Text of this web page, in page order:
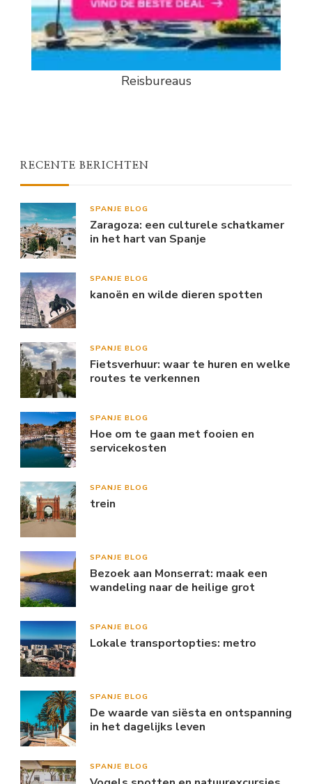
Reisbureaus
RECENTE BERICHTEN
SPANJE BLOG
Zaragoza: een culturele schatkamer
in het hart van Spanje
SPANJE BLOG
kanoën en wilde dieren spotten
SPANJE BLOG
Fietsverhuur: waar te huren en welke
routes te verkennen
SPANJE BLOG
Hoe om te gaan met fooien en
servicekosten
SPANJE BLOG
trein
SPANJE BLOG
Bezoek aan Monserrat: maak een
wandeling naar de heilige grot
SPANJE BLOG
Lokale transportopties: metro
SPANJE BLOG
De waarde van siësta en ontspanning
in het dagelijks leven
SPANJE BLOG